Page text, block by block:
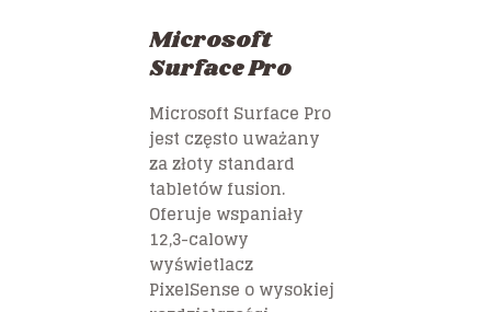
Microsoft
Surface Pro
Microsoft Surface Pro
jest często uważany
za złoty standard
tabletów fusion.
Oferuje wspaniały
12,3-calowy
wyświetlacz
PixelSense o wysokiej